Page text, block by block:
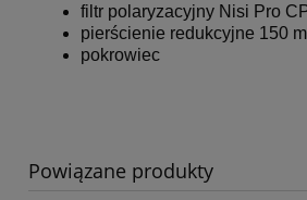
filtr polaryzacyjny Nisi Pro
pierścienie redukcyjne 150
pokrowiec
Powiązane produkty